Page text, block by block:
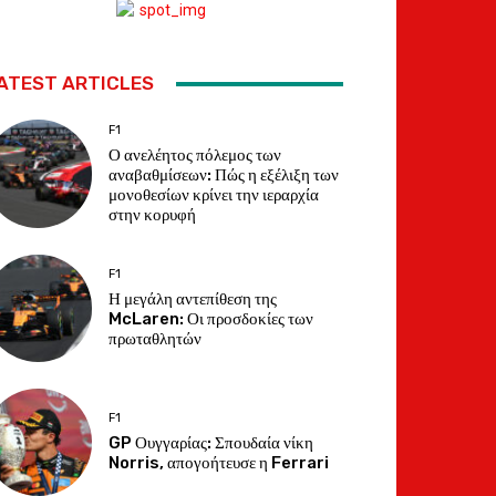
ARTICLES
F1
Ο ανελέητος πόλεμος των
αναβαθμίσεων: Πώς η εξέλιξη των
μονοθεσίων κρίνει την ιεραρχία
στην κορυφή
F1
Η μεγάλη αντεπίθεση της
McLaren: Οι προσδοκίες των
πρωταθλητών
F1
GP Ουγγαρίας: Σπουδαία νίκη
Norris, απογοήτευσε η Ferrari